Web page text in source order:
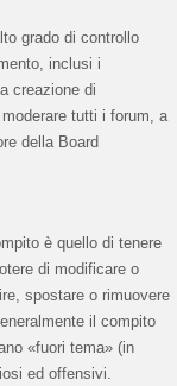
grado di controllo
inclusi i
creazione di
tutti i forum, a
della Board
è quello di tenere
di modificare o
spostare o rimuovere
il compito
«fuori tema» (in
ed offensivi.